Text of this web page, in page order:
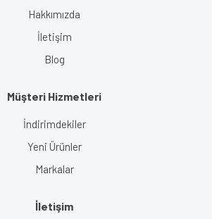
Hakkımızda
İletişim
Blog
Müşteri Hizmetleri
İndirimdekiler
Yeni Ürünler
Markalar
İletişim